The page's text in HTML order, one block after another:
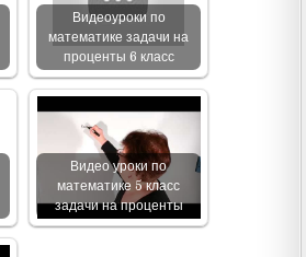
Видеоуроки по
математике задачи на
проценты 6 класс
Видео уроки по
математике 5 класс
задачи на проценты